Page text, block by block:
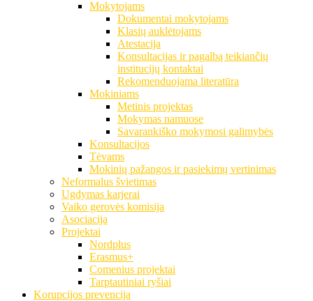
Mokytojams
Dokumentai mokytojams
Klasių auklėtojams
Atestacija
Konsultacijas ir pagalbą teikiančių
institucijų kontaktai
Rekomenduojama literatūra
Mokiniams
Metinis projektas
Mokymas namuose
Savarankiško mokymosi galimybės
Konsultacijos
Tėvams
Mokinių pažangos ir pasiekimų vertinimas
Neformalus švietimas
Ugdymas karjerai
Vaiko gerovės komisija
Asociacija
Projektai
Nordplus
Erasmus+
Comenius projektai
Tarptautiniai ryšiai
Korupcijos prevencija